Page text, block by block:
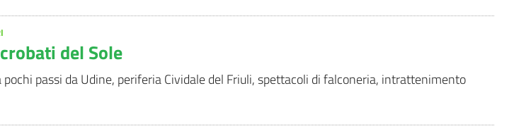
del Sole
passi da Udine, periferia Cividale del Friuli, spettacoli di falconeria, intrattenimento